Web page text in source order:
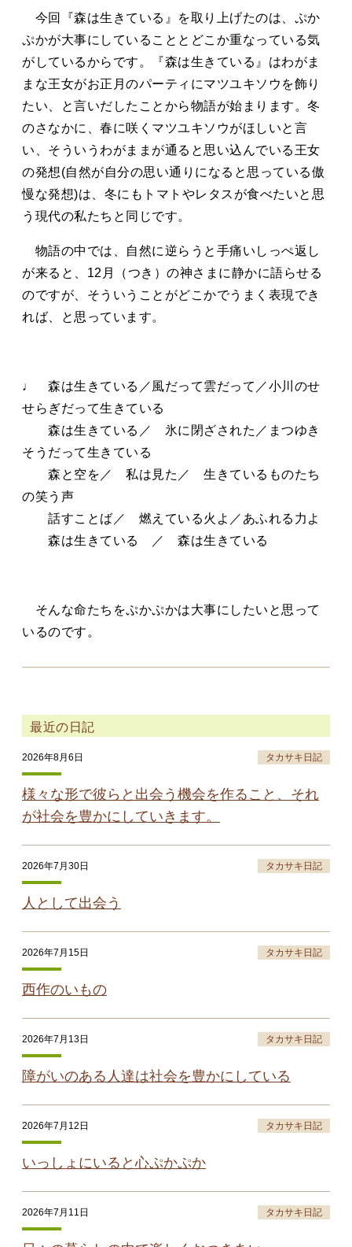
今回『森は生きている』を取り上げたのは、ぷか
ぷかが大事にしていることとどこか重なっている気
がしているからです。『森は生きている』はわがま
まな王女がお正月のパーティにマツユキソウを飾り
たい、と言いだしたことから物語が始まります。冬
のさなかに、春に咲くマツユキソウがほしいと言
い、そういうわがままが通ると思い込んでいる王女
の発想(自然が自分の思い通りになると思っている傲
慢な発想)は、冬にもトマトやレタスが食べたいと思
う現代の私たちと同じです。
物語の中では、自然に逆らうと手痛いしっぺ返し
が来ると、12月（つき）の神さまに静かに語らせる
のですが、そういうことがどこかでうまく表現でき
れば、と思っています。
♩ 森は生きている／風だって雲だって／小川のせ
せらぎだって生きている
森は生きている／ 氷に閉ざされた／まつゆき
そうだって生きている
森と空を／ 私は見た／ 生きているものたち
の笑う声
話すことば／ 燃えている火よ／あふれる力よ
森は生きている ／ 森は生きている
そんな命たちをぷかぷかは大事にしたいと思って
いるのです。
最近の日記
2026年8月6日 タカサキ日記
様々な形で彼らと出会う機会を作ること、それ
が社会を豊かにしていきます。
2026年7月30日 タカサキ日記
人として出会う
2026年7月15日 タカサキ日記
西作のいもの
2026年7月13日 タカサキ日記
障がいのある人達は社会を豊かにしている
2026年7月12日 タカサキ日記
いっしょにいると心ぷかぷか
2026年7月11日 タカサキ日記